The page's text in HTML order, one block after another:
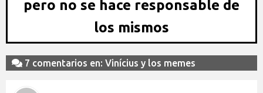
pero no se hace responsable de
los mismos
7 comentarios en: Vinícius y los memes